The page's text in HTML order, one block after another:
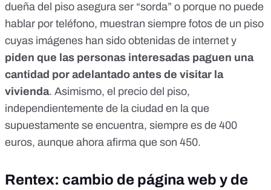
dueña del piso asegura ser “sorda” o porque no puede
hablar por teléfono, muestran siempre fotos de un piso
cuyas imágenes han sido obtenidas de internet y
piden que las personas interesadas paguen una
cantidad por adelantado antes de visitar la
vivienda. Asimismo, el precio del piso,
independientemente de la ciudad en la que
supuestamente se encuentra, siempre es de 400
euros, aunque ahora afirma que son 450.
Rentex: cambio de página web y de